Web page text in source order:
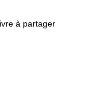
à partager